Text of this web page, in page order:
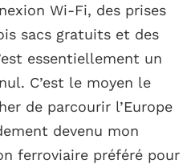
Wi-Fi, des prises
sacs gratuits et des
essentiellement un
C’est le moyen le
de parcourir l’Europe
devenu mon
ferroviaire préféré pour